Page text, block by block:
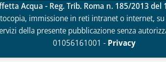
Acqua - Reg. Trib. Roma n. 185/2013
immissione in reti intranet o internet,
della presente pubblicazione senza
01056161001 - Privacy